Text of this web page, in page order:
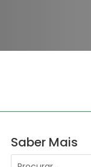
Saber Mais